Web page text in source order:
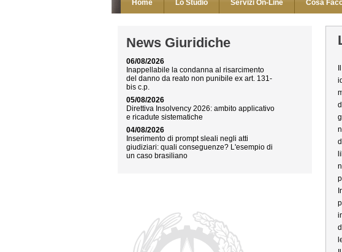
Home Lo Studio Servizi On-Line Cosa
News Giuridiche
06/08/2026
Inappellabile la condanna al risarcimento
del danno da reato non punibile ex art. 131-
bis c.p.
05/08/2026
Direttiva Insolvency 2026: ambito applicativo
e ricadute sistematiche
04/08/2026
Inserimento di prompt sleali negli atti
giudiziari: quali conseguenze? L'esempio di
un caso brasiliano